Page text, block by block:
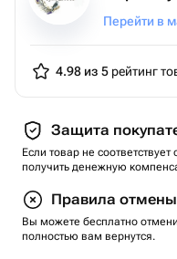
Перейти в
4.98 из 5 рейтинг
Защита
Если товар не
получить денежную
Правила отмены
Вы можете бесплатно
полностью вам вернутся.